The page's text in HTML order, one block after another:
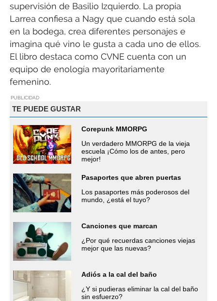
supervisión de Basilio Izquierdo. La propia
Larrea confiesa a Nagy que cuando está sola
en la bodega, crea diferentes personajes e
imagina qué vino le gusta a cada uno de ellos.
El libro destaca como CVNE cuenta con un
equipo de enología mayoritariamente
femenino.
PUBLICIDAD
TE PUEDE GUSTAR
Corepunk MMORPG
Un verdadero MMORPG de la vieja
escuela ¡Cómo los de antes, pero
mejor!
Pasaportes que abren puertas
Los pasaportes más poderosos del
mundo, ¿está el tuyo?
Canciones que marcan
¿Por qué recuerdas canciones viejas
mejor que las nuevas?
Adiós a la cal del baño
¿Y si pudieras eliminar la cal del baño
sin esfuerzo?